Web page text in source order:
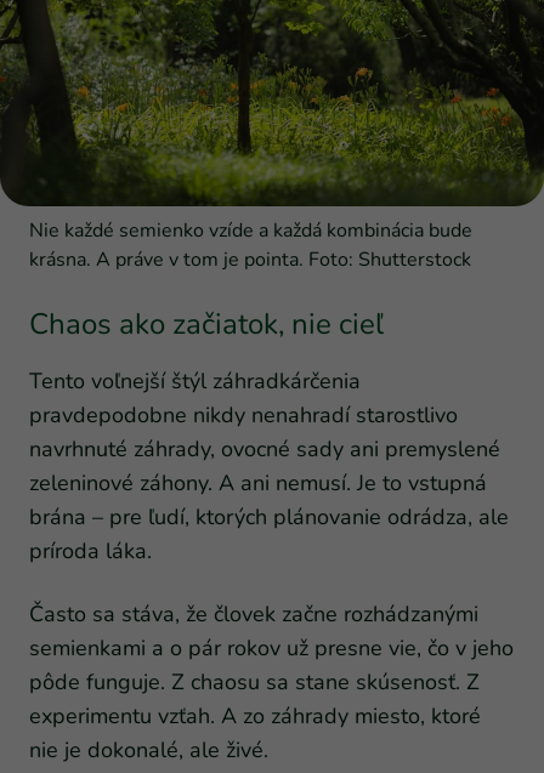
Nie každé semienko vzíde a každá kombinácia bude
krásna. A práve v tom je pointa. Foto: Shutterstock
Chaos ako začiatok, nie cieľ
Tento voľnejší štýl záhradkárčenia
pravdepodobne nikdy nenahradí starostlivo
navrhnuté záhrady, ovocné sady ani premyslené
zeleninové záhony. A ani nemusí. Je to vstupná
brána – pre ľudí, ktorých plánovanie odrádza, ale
príroda láka.
Často sa stáva, že človek začne rozhádzanými
semienkami a o pár rokov už presne vie, čo v jeho
pôde funguje. Z chaosu sa stane skúsenosť. Z
experimentu vzťah. A zo záhrady miesto, ktoré
nie je dokonalé, ale živé.